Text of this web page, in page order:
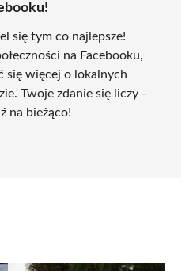
się tym co najlepsze!
na Facebooku,
się więcej o lokalnych
Twoje zdanie się liczy -
na bieżąco!